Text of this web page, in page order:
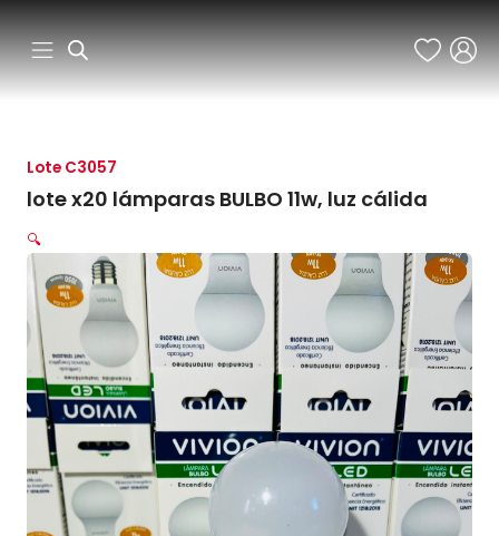
Ir
al
contenido
Lote C3057
lote x20 lámparas BULBO 11w, luz cálida
🔍